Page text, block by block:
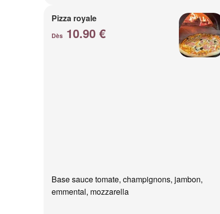
Pizza royale
Dès 10.90 €
Base sauce tomate, champignons, jambon,
emmental, mozzarella